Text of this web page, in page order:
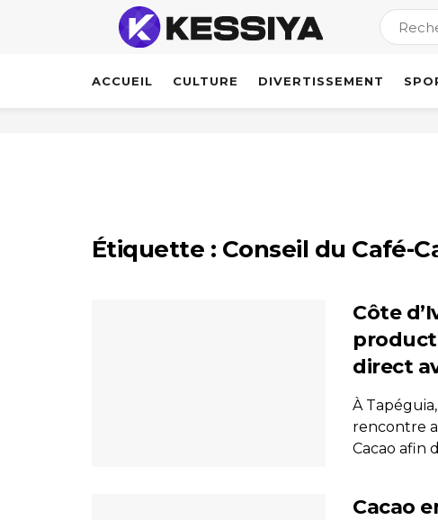
ACCUEIL CULTURE DIVERTISSEMENT
Étiquette : Conseil du Café-
Côte
direct
À
rencontre
Cacao afin
Cacao